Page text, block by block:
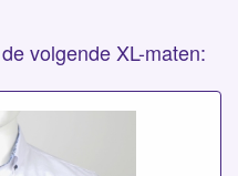
volgende XL-maten: